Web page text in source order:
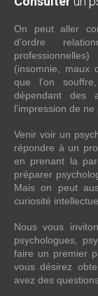
On peut aller
d’ordre
(insomnie,
que l’on
dépendant des
l’impression de
Venir voir un
répondre à un
en prenant la
préparer
Mais on peut
curiosité
Nous vous
psychologues,
faire un premier
vous désirez
avez des